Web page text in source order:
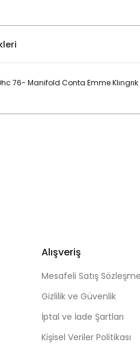
76- Manifold Conta Emme
Alışveriş
Mesafeli Satış
Gizlilik ve Güvenlik
İptal ve İade Şartları
Kişisel Veriler Politikası